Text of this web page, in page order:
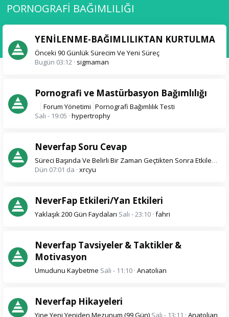
PORNOGRAFİ BAĞIMLILIĞI
YENİLENME-BAĞIMLILIKTAN KURTULMA
Önceki 90 Günlük Sürecim Ve Yeni Süreç
Bugün 03:12 sigmaman
Pornografi ve Mastürbasyon Bağımlılığı
Forum Yönetimi Pornografi Bağımlılık Testi
Salı - 19:05 hypertrophy
Neverfap Soru Cevap
Süreci Başında Ve Belirli Bir Zaman Geçtikten Sonra Etkileri Arasında Ne Gibi Farklar Var ?
Dün 07:01 da xrcyu
NeverFap Etkileri/Yan Etkileri
Yaklaşık 200 Gün Faydaları Salı - 23:10 fahri
Neverfap Tavsiyeler & Taktikler &
Motivasyon
Umudunu Kaybetme Salı - 11:10 Anatolian
Neverfap Hikayeleri
Yine Yeni Yeniden Mezunum (99 Gün) Salı - 13:11 Anatolian